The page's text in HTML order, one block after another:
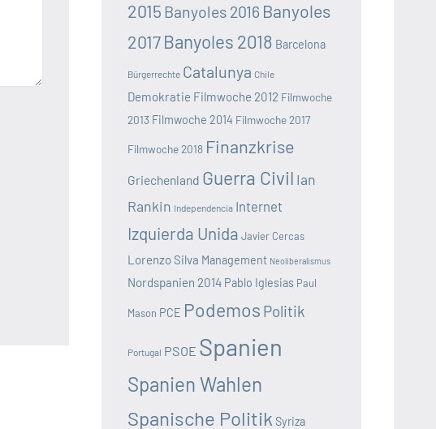
2015 Banyoles 2016 Banyoles
2017 Banyoles 2018 Barcelona
Bürgerrechte Catalunya Chile
Demokratie Filmwoche 2012 Filmwoche
2013 Filmwoche 2014 Filmwoche 2017
Filmwoche 2018 Finanzkrise
Griechenland Guerra Civil Ian
Rankin Independencia Internet
Izquierda Unida Javier Cercas
Lorenzo Silva Management Neoliberalismus
Nordspanien 2014 Pablo Iglesias Paul
Mason PCE Podemos Politik
Portugal PSOE Spanien
Spanien Wahlen
Spanische Politik Syriza